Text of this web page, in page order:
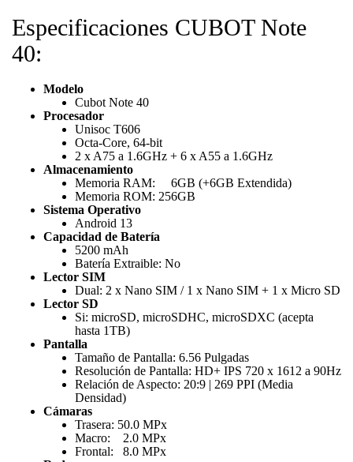
Especificaciones CUBOT Note
40:
Modelo
Cubot Note 40
Procesador
Unisoc T606
Octa-Core, 64-bit
2 x A75 a 1.6GHz + 6 x A55 a 1.6GHz
Almacenamiento
Memoria RAM: 6GB (+6GB Extendida)
Memoria ROM: 256GB
Sistema Operativo
Android 13
Capacidad de Batería
5200 mAh
Batería Extraible: No
Lector SIM
Dual: 2 x Nano SIM / 1 x Nano SIM + 1 x Micro SD
Lector SD
Si: microSD, microSDHC, microSDXC (acepta
hasta 1TB)
Pantalla
Tamaño de Pantalla: 6.56 Pulgadas
Resolución de Pantalla: HD+ IPS 720 x 1612 a 90Hz
Relación de Aspecto: 20:9 | 269 PPI (Media
Densidad)
Cámaras
Trasera: 50.0 MPx
Macro: 2.0 MPx
Frontal: 8.0 MPx